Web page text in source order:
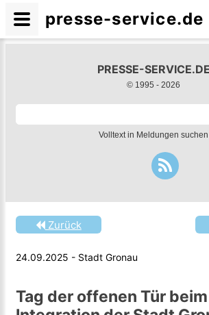
PRESSE-SERVICE.DE
© 1995 - 2026
Volltext in Meldungen suchen
Zurück
24.09.2025 - Stadt Gronau
Tag der offenen Tür
presse-service.de